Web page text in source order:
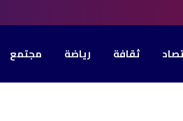
ثقافة رياضة مجتمع